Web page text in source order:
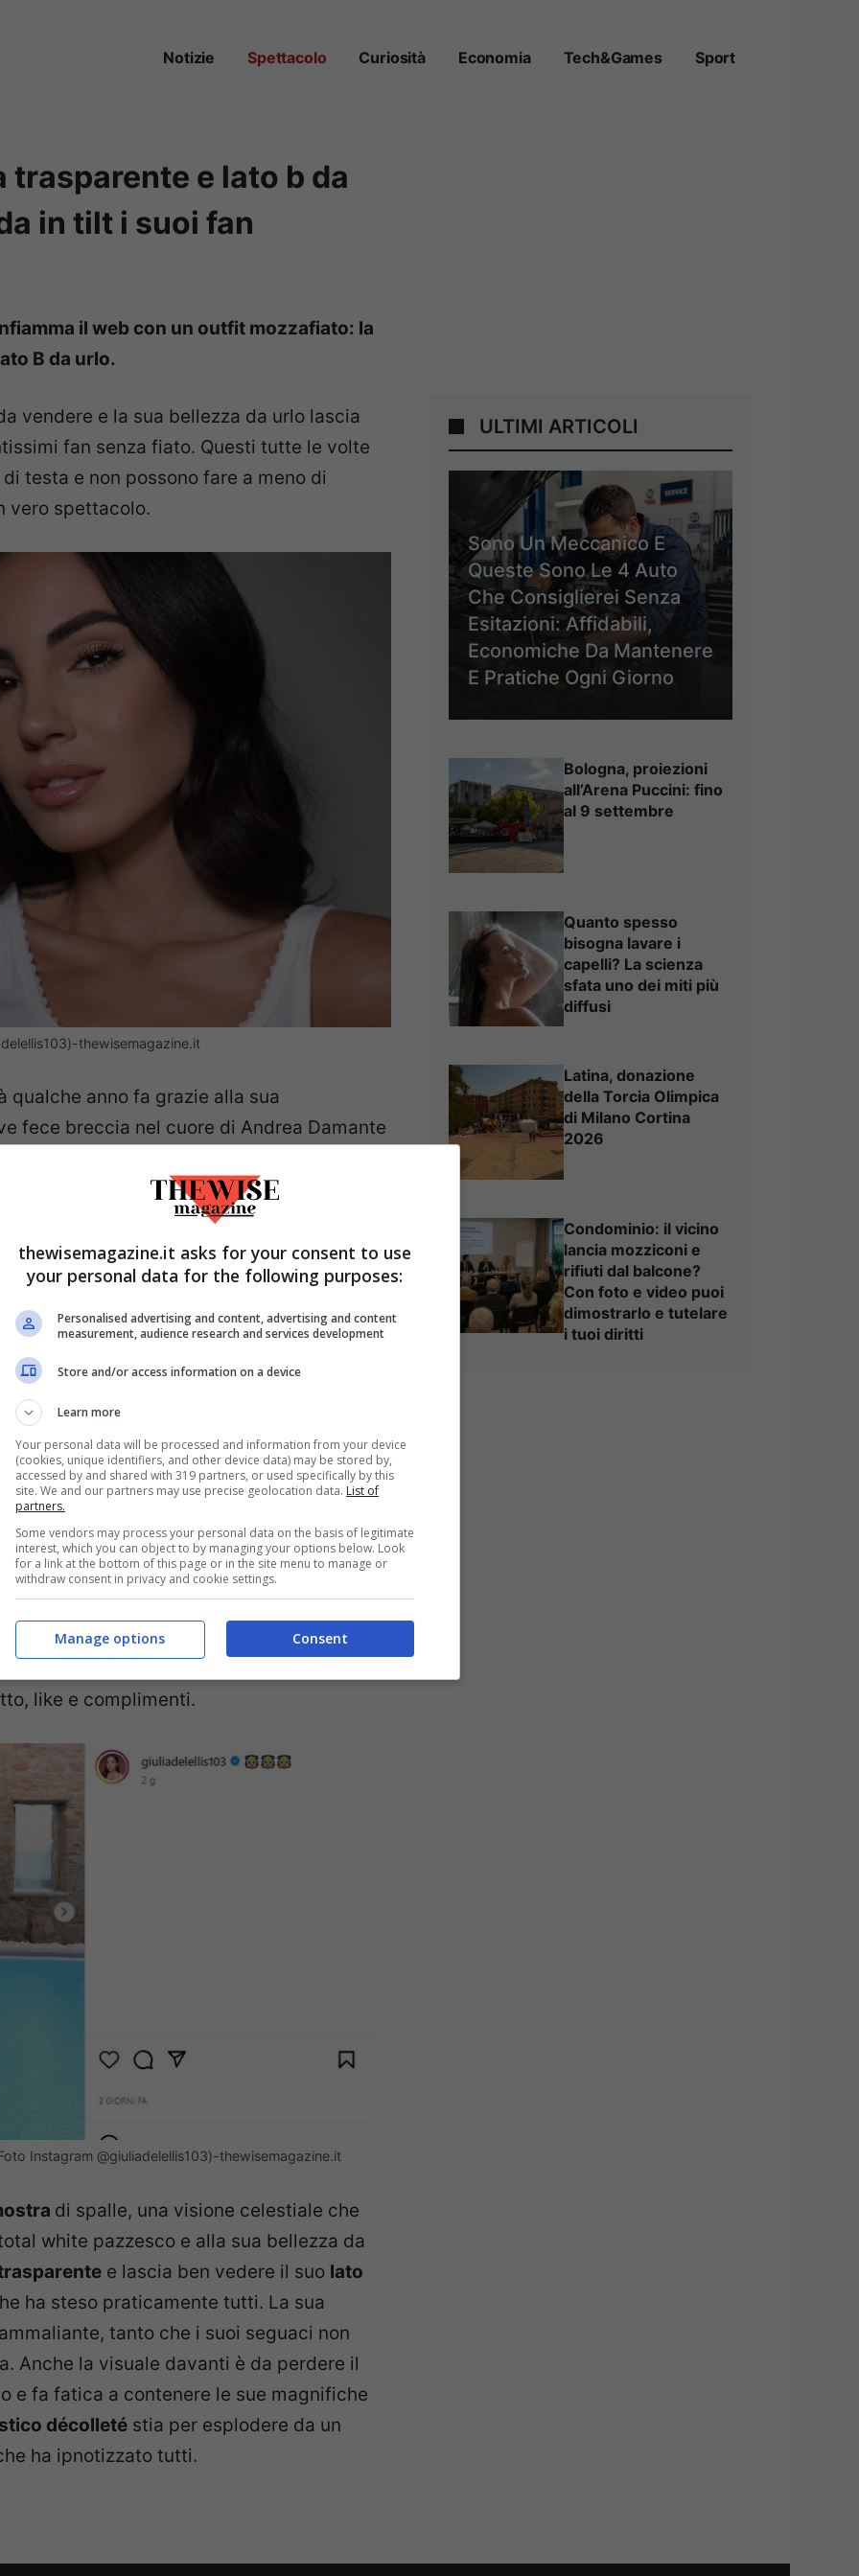
Notizie Spettacolo Curiosità Economia Tech&Games Sport
trasparente e lato b da
in tilt i suoi fan
il web con un outfit mozzafiato: la
B da urlo.
vendere e la sua bellezza da urlo lascia
fan senza fiato. Questi tutte le volte
testa e non possono fare a meno di
vero spettacolo.
thewisemagazine.it
anno fa grazie alla sua
fece breccia nel cuore di Andrea Damante
per anni una storia d’amore molto
quando lei scoprì di essere stata tradita. I
non funzionarono, ad oggi entrambi
li ha fatti finire di nuovo al centro
qualche giorno di vacanza e relax
stesso locale oltre che nello stesso volo. In
flirt tra loro, ma si tratta solo di un caso,
e Damante è insieme alla fidanzata
aperta con un look da paura,
i fan
Instagram nei giorni scorsi ha fatto
che la seguono e la amano. La nota
ad oggi conta 5,3milioni di follower e
like e complimenti.
Instagram @giuliadelellis103)-thewisemagazine.it
di spalle, una visione celestiale che
white pazzesco e alla sua bellezza da
e lascia ben vedere il suo lato
ha steso praticamente tutti. La sua
tanto che i suoi seguaci non
Anche la visuale davanti è da perdere il
e fa fatica a contenere le sue magnifiche
décolleté stia per esplodere da un
ha ipnotizzato tutti.
ULTIMI ARTICOLI
Sono Un Meccanico E
Queste Sono Le 4 Auto
Che Consiglierei Senza
Esitazioni: Affidabili,
Economiche Da Mantenere
E Pratiche Ogni Giorno
Bologna, proiezioni
all’Arena Puccini: fino
al 9 settembre
Quanto spesso
bisogna lavare i
capelli? La scienza
sfata uno dei miti più
diffusi
Latina, donazione
della Torcia Olimpica
di Milano Cortina
2026
Condominio: il vicino
lancia mozziconi e
rifiuti dal balcone?
Con foto e video puoi
dimostrarlo e tutelare
i tuoi diritti
thewisemagazine.it asks for your consent to use
your personal data for the following purposes:
Personalised advertising and content, advertising and content
measurement, audience research and services development
Store and/or access information on a device
Learn more
Your personal data will be processed and information from your device
(cookies, unique identifiers, and other device data) may be stored by,
accessed by and shared with 319 partners, or used specifically by this
site. We and our partners may use precise geolocation data. List of
partners.
Some vendors may process your personal data on the basis of legitimate
interest, which you can object to by managing your options below. Look
for a link at the bottom of this page or in the site menu to manage or
withdraw consent in privacy and cookie settings.
Consent
Manage options